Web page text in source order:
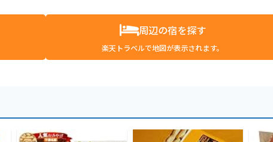
周辺の宿を探す
楽天トラベルで地図が表示されます。